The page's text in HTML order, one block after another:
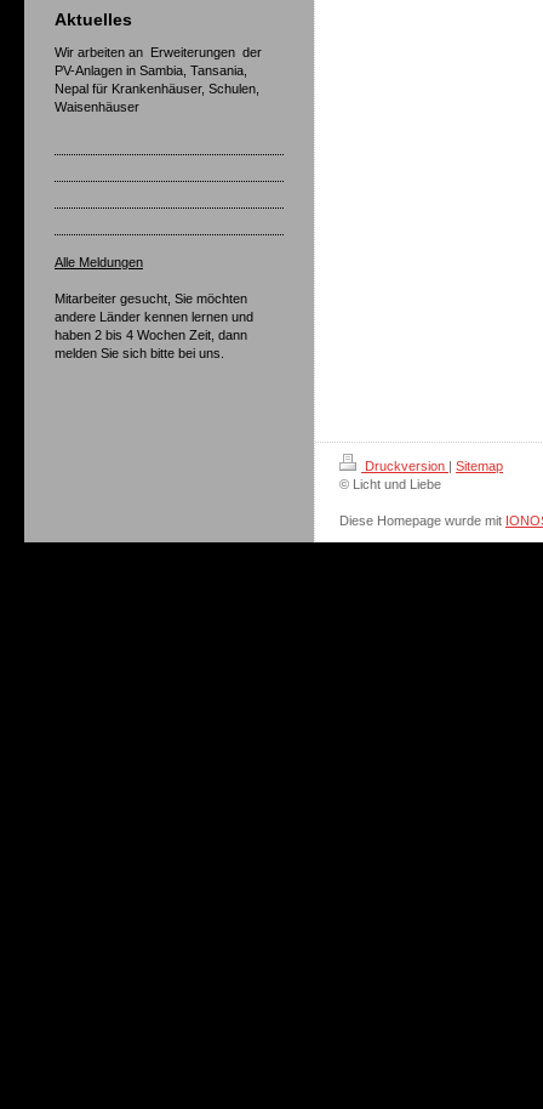
Aktuelles
Wir arbeiten an Erweiterungen der
PV-Anlagen in Sambia, Tansania,
Nepal für Krankenhäuser, Schulen,
Waisenhäuser
Alle Meldungen
Mitarbeiter gesucht, Sie möchten
andere Länder kennen lernen und
haben 2 bis 4 Wochen Zeit, dann
melden Sie sich bitte bei uns.
Druckversion | Sitemap
© Licht und Liebe
Diese Homepage wurde mit